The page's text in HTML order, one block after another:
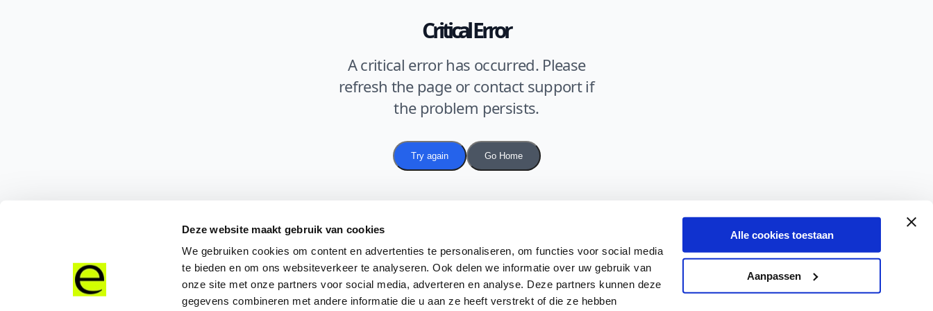
Deze website maakt gebruik van cookies
We gebruiken cookies om content en advertenties te personaliseren, om functies voor social media
te bieden en om ons websiteverkeer te analyseren. Ook delen we informatie over uw gebruik van
onze site met onze partners voor social media, adverteren en analyse. Deze partners kunnen deze
gegevens combineren met andere informatie die u aan ze heeft verstrekt of die ze hebben
Alle cookies toestaan
Aanpassen
Critical Error
A critical error has occurred. Please
refresh the page or contact support if
the problem persists.
Try again Go Home